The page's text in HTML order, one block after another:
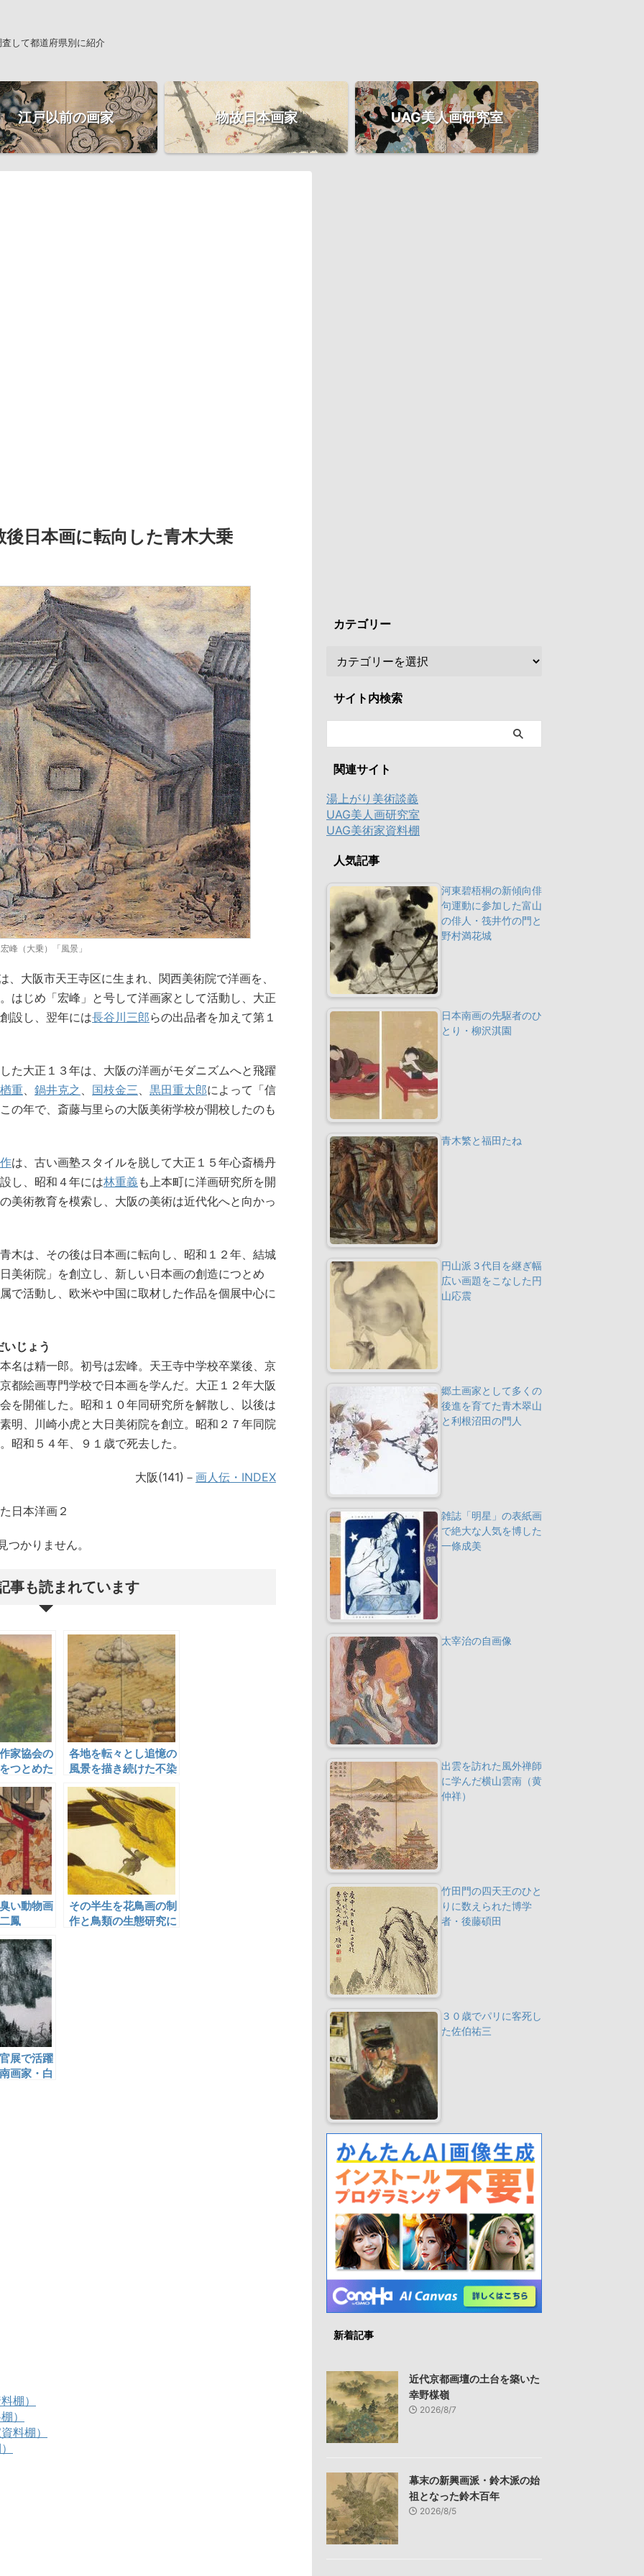
して都道府県別に紹介
江戸以前の画家 物故日本画家 UAG美人画研究室
日本画に転向した青木大乗
峰（大乗）「風景」
大阪市天王寺区に生まれ、関西美術院で洋画を、
はじめ「宏峰」と号して洋画家として活動し、大正
設し、翌年には長谷川三郎らの出品者を加えて第１
た大正１３年は、大阪の洋画がモダニズムへと飛躍
重、 鍋井克之 、 国枝金三、 黒田重太郎によって「信
の年で、斎藤与里らの大阪美術学校が開校したのも
は、古い画塾スタイルを脱して大正１５年心斎橋丹
し、昭和４年には林重義も上本町に洋画研究所を開
美術教育を模索し、大阪の美術は近代化へと向かっ
木は、その後は日本画に転向し、昭和１２年、結城
美術院」を創立し、新しい日本画の創造につとめ
で活動し、欧米や中国に取材した作品を個展中心に
じょう
名は精一郎。初号は宏峰。天王寺中学校卒業後、京
都絵画専門学校で日本画を学んだ。大正１２年大阪
を開催した。昭和１０年同研究所を解散し、以後は
明、川崎小虎と大日美術院を創立。昭和２７年同院
昭和５４年、９１歳で死去した。
大阪(141)－ 画人伝・INDEX
日本洋画２
かりません。
事も読まれています
家協会の
つとめた
各地を転々とし追憶の
風景を描き続けた不染
鉄
い動物画
鳳
その半生を花鳥画の制
作と鳥類の生態研究に
展で活躍
画家・白
棚）
）
料棚）
カテゴリー
サイト内検索
関連サイト
湯上がり美術談義
UAG美人画研究室
UAG美術家資料棚
人気記事
河東碧梧桐の新傾向俳
句運動に参加した富山
の俳人・筏井竹の門と
野村満花城
日本南画の先駆者のひ
とり・柳沢淇園
青木繁と福田たね
円山派３代目を継ぎ幅
広い画題をこなした円
山応震
郷土画家として多くの
後進を育てた青木翠山
と利根沼田の門人
雑誌「明星」の表紙画
で絶大な人気を博した
一條成美
太宰治の自画像
出雲を訪れた風外禅師
に学んだ横山雲南（黄
仲祥）
竹田門の四天王のひと
りに数えられた博学
者・後藤碩田
３０歳でパリに客死し
た佐伯祐三
新着記事
近代京都画壇の土台を築いた
幸野楳嶺
2026/8/7
幕末の新興画派・鈴木派の始
祖となった鈴木百年
2026/8/5